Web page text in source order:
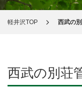
軽井沢TOP 西武の
西武の別荘